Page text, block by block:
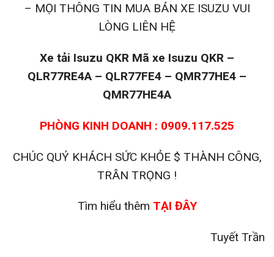
– MỌI THÔNG TIN MUA BÁN XE ISUZU VUI
LÒNG LIÊN HỆ
Xe tải Isuzu QKR Mã xe Isuzu QKR –
QLR77RE4A – QLR77FE4 – QMR77HE4 –
QMR77HE4A
PHÒNG KINH DOANH : 0909.117.525
CHÚC QUÝ KHÁCH SỨC KHỎE $ THÀNH CÔNG,
TRÂN TRỌNG !
Tìm hiểu thêm TẠI ĐÂY
Tuyết Trần